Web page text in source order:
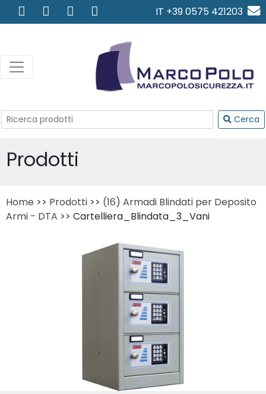
IT +39 0575 421203
Cerca
Prodotti
Home >> Prodotti >> (16) Armadi Blindati per Deposito
Armi - DTA >> Cartelliera_Blindata_3_Vani